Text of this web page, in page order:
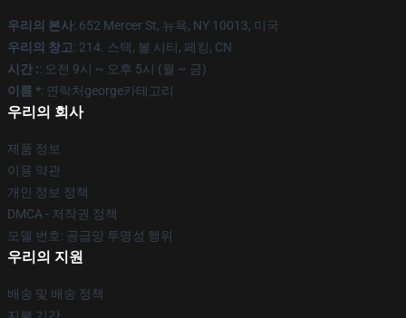
우리의 본사: 652 Mercer St, 뉴욕, NY 10013, 미국
우리의 창고: 214. 스택, 볼 시티, 페킹, CN
시간 :: 오전 9시 ~ 오후 5시 (월 ~ 금)
이름 *: 연락처george카테고리
우리의 회사
제품 정보
이용 약관
개인 정보 정책
DMCA - 저작권 정책
모델 번호: 공급망 투명성 행위
우리의 지원
배송 및 배송 정책